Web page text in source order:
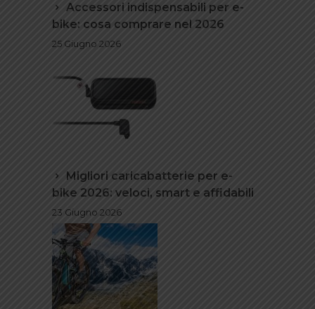
Accessori indispensabili per e-
bike: cosa comprare nel 2026
25 Giugno 2026
Migliori caricabatterie per e-
bike 2026: veloci, smart e affidabili
23 Giugno 2026